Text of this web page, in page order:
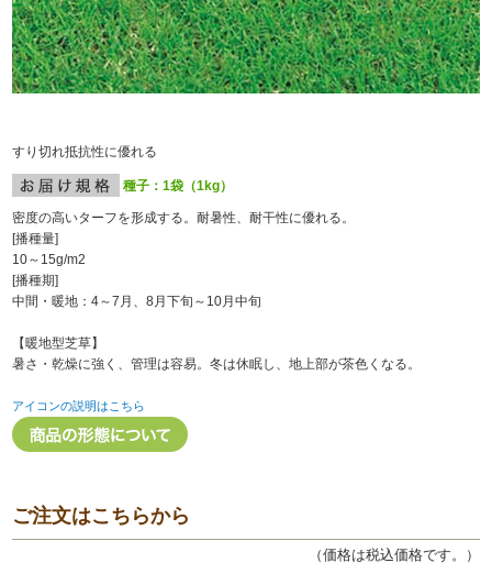
すり切れ抵抗性に優れる
種子：1袋（1kg）
密度の高いターフを形成する。耐暑性、耐干性に優れる。
[播種量]
10～15g/m2
[播種期]
中間・暖地：4～7月、8月下旬～10月中旬
【暖地型芝草】
暑さ・乾燥に強く、管理は容易。冬は休眠し、地上部が茶色くなる。
アイコンの説明はこちら
ご注文はこちらから
（価格は税込価格です。）